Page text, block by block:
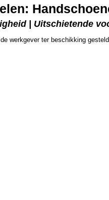
| Uitschietende
werkgever ter beschikking